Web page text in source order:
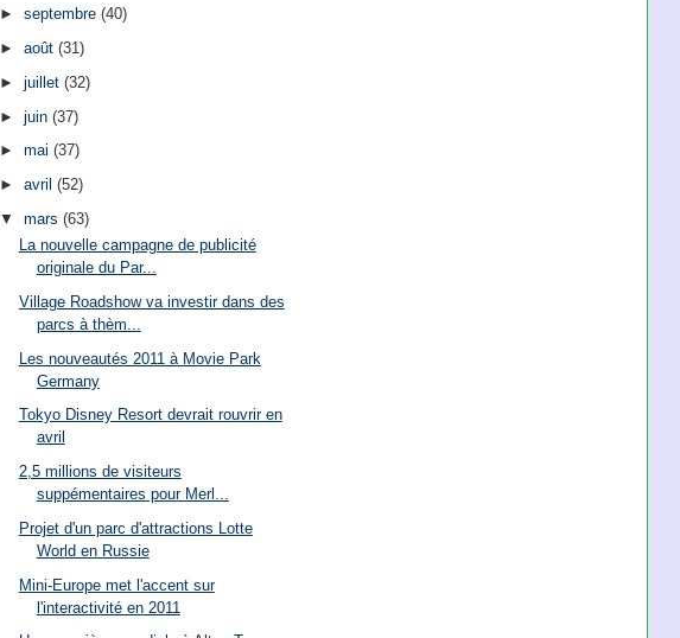
► septembre (40)
► août (31)
► juillet (32)
► juin (37)
► mai (37)
► avril (52)
▼ mars (63)
La nouvelle campagne de publicité
originale du Par...
Village Roadshow va investir dans des
parcs à thèm...
Les nouveautés 2011 à Movie Park
Germany
Tokyo Disney Resort devrait rouvrir en
avril
2,5 millions de visiteurs
suppémentaires pour Merl...
Projet d'un parc d'attractions Lotte
World en Russie
Mini-Europe met l'accent sur
l'interactivité en 2011